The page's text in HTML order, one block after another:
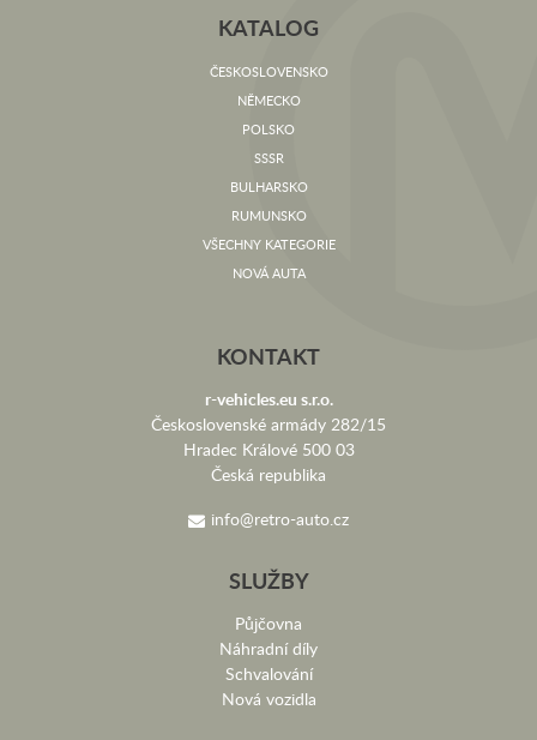
KATALOG
ČESKOSLOVENSKO
NĚMECKO
POLSKO
SSSR
BULHARSKO
RUMUNSKO
VŠECHNY KATEGORIE
NOVÁ AUTA
KONTAKT
r-vehicles.eu s.r.o.
Československé armády 282/15
Hradec Králové 500 03
Česká republika
info@retro-auto.cz
SLUŽBY
Půjčovna
Náhradní díly
Schvalování
Nová vozidla